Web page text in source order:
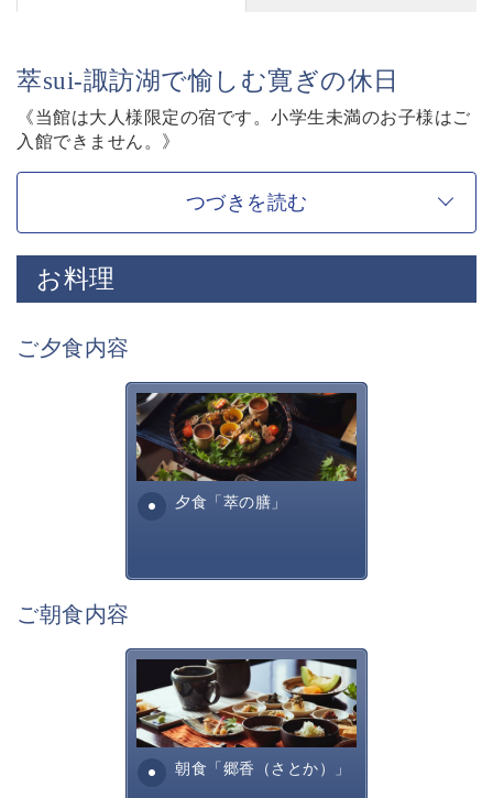
萃sui-諏訪湖で愉しむ寛ぎの休日
《当館は大人様限定の宿です。小学生未満のお子様はご
入館できません。》
お客様に寛ぎの時間をお過ごし頂く為に、萃sui-諏訪湖
ならではの“特別”をご紹介させて頂きます。
◇基本プラン内容◇
■囲炉裏茶の間
囲炉裏を囲みながら、庭園を眺めながら・・
萃ならではの、集い語らう寛ぎの空間です。
チェックイン・チェックアウトはこちらで行います。
■展望露天風呂
諏訪湖を一望する展望露天風呂
神秘的な諏訪湖を眺めながら寛ぎの時間をお過ごしくだ
■お食事「萃の膳」
旬の美味しく安全な食材を信州諏訪らしい調理方法で提
諏訪の地酒や味噌、醤油といった
自信を持って提供できる調味料を厳選して使用しており
※苦手なものやアレルギー食材については事前にお申し
つづきを読む
お料理
ご夕食内容
夕食「萃の膳」
萃sui-諏訪湖のお食事は、旬
の美味しく安全な食材を信州
諏訪らしい調理方法で提供す
る萃諏訪湖の料理全...
ご朝食内容
朝食「郷香（さとか）」
田舎を懐かしむような、そし
て身体に優しいお食事内容と
なっております。お粥・出汁
巻きたまご、焼き魚・・...